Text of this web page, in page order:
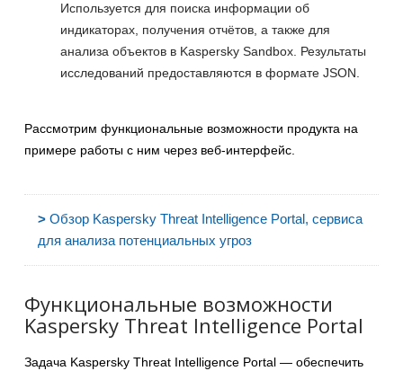
Используется для поиска информации об
индикаторах, получения отчётов, а также для
анализа объектов в Kaspersky Sandbox. Результаты
исследований предоставляются в формате JSON.
Рассмотрим функциональные возможности продукта на
примере работы с ним через веб-интерфейс.
> Обзор Kaspersky Threat Intelligence Portal, сервиса
для анализа потенциальных угроз
Функциональные возможности
Kaspersky Threat Intelligence Portal
Задача Kaspersky Threat Intelligence Portal — обеспечить